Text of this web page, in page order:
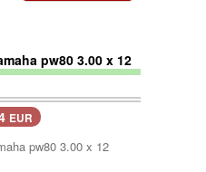
EUR
pw80 3.00 x 12